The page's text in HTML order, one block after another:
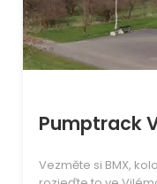
Pumptrack
Vezměte si BMX,